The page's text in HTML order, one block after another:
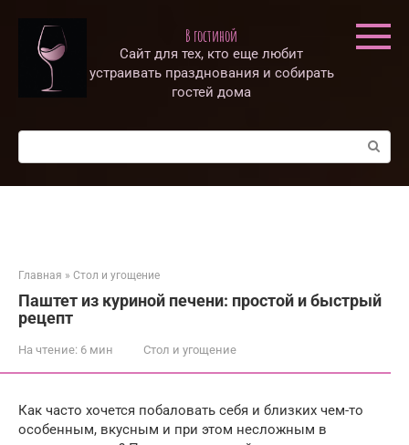
контенту
В гостиной
Сайт для тех, кто еще любит
устраивать празднования и собирать
гостей дома
Поиск:
Главная » Стол и угощение
Паштет из куриной печени: простой и быстрый
рецепт
На чтение: 6 мин Стол и угощение
Как часто хочется побаловать себя и близких чем-то
особенным, вкусным и при этом несложным в